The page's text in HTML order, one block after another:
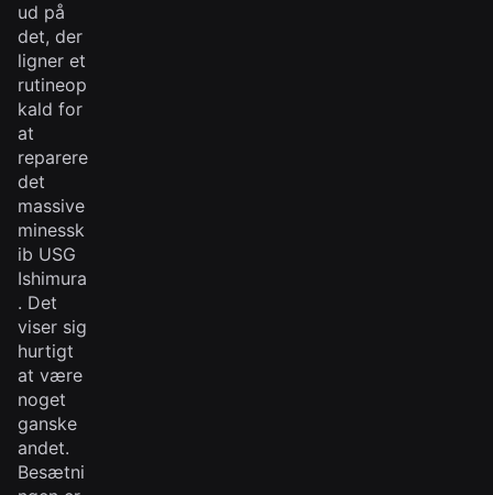
ud på
det, der
ligner et
rutineop
kald for
at
reparere
det
massive
minessk
ib USG
Ishimura
. Det
viser sig
hurtigt
at være
noget
ganske
andet.
Besætni